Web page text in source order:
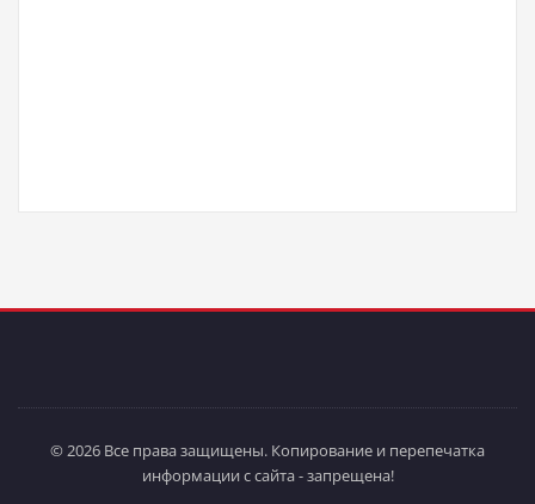
© 2026 Все права защищены. Копирование и перепечатка
информации с сайта - запрещена!